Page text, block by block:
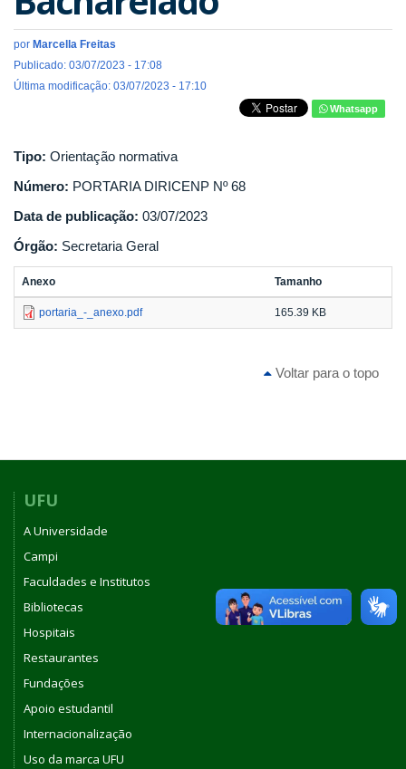
por Marcella Freitas
Publicado: 03/07/2023 - 17:08
Última modificação: 03/07/2023 - 17:10
Whatsapp
Tipo: Orientação normativa
Número: PORTARIA DIRICENP Nº 68
Data de publicação: 03/07/2023
Órgão: Secretaria Geral
Anexo Tamanho
portaria_-_anexo.pdf 165.39 KB
Voltar para o topo
UFU
A Universidade
Campi
Faculdades e Institutos
Bibliotecas
Hospitais
Restaurantes
Fundações
Apoio estudantil
Internacionalização
Uso da marca UFU